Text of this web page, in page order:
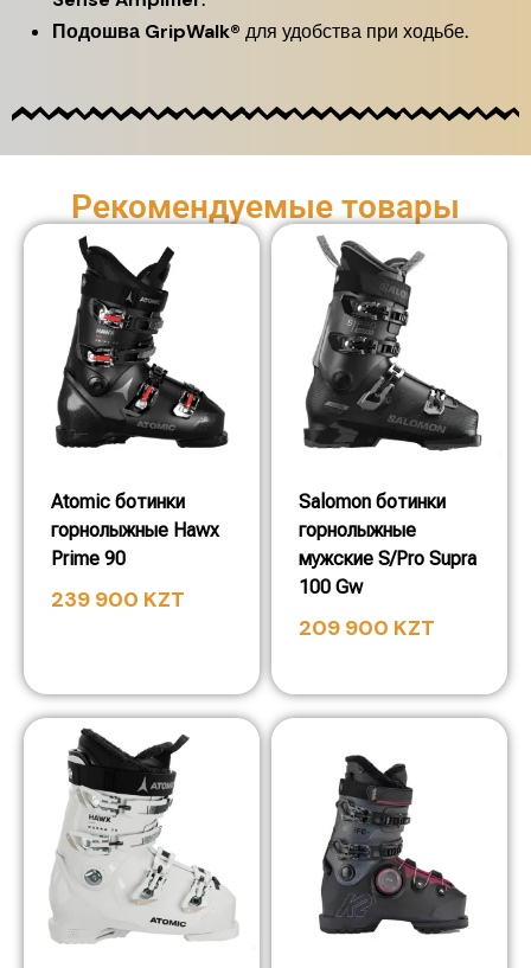
Подошва GripWalk® для удобства при ходьбе.
Рекомендуемые товары
Atomic ботинки
горнолыжные Hawx
Prime 90
239 900 KZT
Salomon ботинки
горнолыжные
мужские S/Pro Supra
100 Gw
209 900 KZT